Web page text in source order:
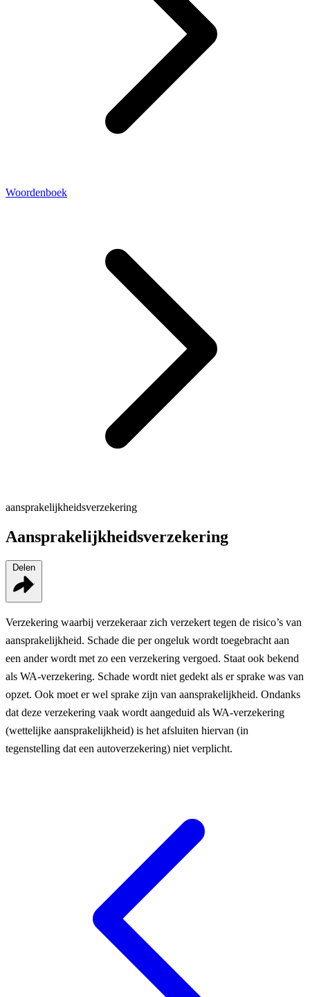
Woordenboek
aansprakelijkheidsverzekering
Aansprakelijkheidsverzekering
Verzekering waarbij verzekeraar zich verzekert tegen de risico’s van
aansprakelijkheid. Schade die per ongeluk wordt toegebracht aan
een ander wordt met zo een verzekering vergoed. Staat ook bekend
als WA-verzekering. Schade wordt niet gedekt als er sprake was van
opzet. Ook moet er wel sprake zijn van aansprakelijkheid. Ondanks
dat deze verzekering vaak wordt aangeduid als WA-verzekering
(wettelijke aansprakelijkheid) is het afsluiten hiervan (in
tegenstelling dat een autoverzekering) niet verplicht.